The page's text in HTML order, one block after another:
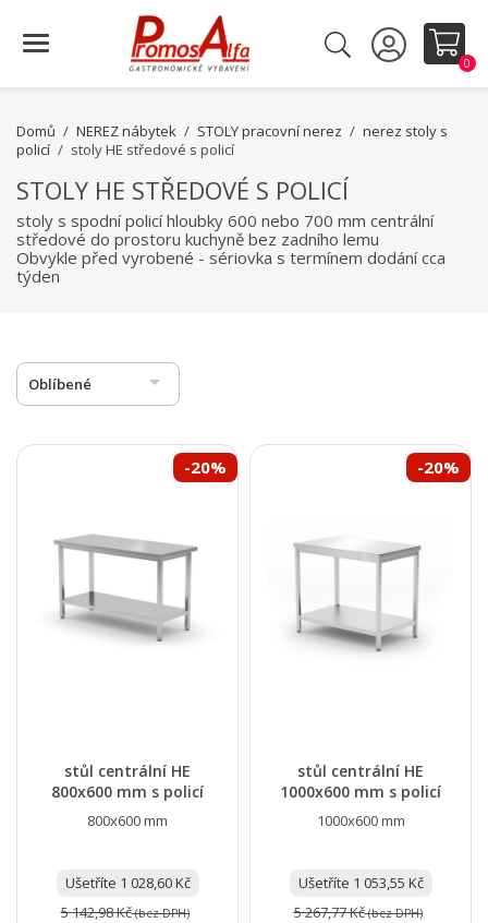
0
Domů NEREZ nábytek STOLY pracovní nerez
nerez stoly s
policí
stoly HE středové s policí
STOLY HE STŘEDOVÉ S POLICÍ
stoly s spodní policí hloubky 600 nebo 700 mm centrální
středové do prostoru kuchyně bez zadního lemu
Obvykle před vyrobené - sériovka s termínem dodání cca
týden
Oblíbené 
stůl centrální HE
800x600 mm s policí
800x600 mm
Ušetříte 1 028,60 Kč
5 142,98 Kč(bez DPH)
-20%
stůl centrální HE
1000x600 mm s policí
1000x600 mm
Ušetříte 1 053,55 Kč
5 267,77 Kč(bez DPH)
-20%